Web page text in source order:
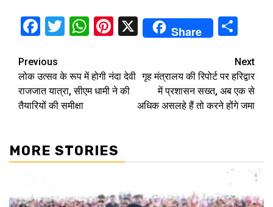
Facebook
Twitter
WhatsApp
Pinterest
X Share
Continue
Reading
Previous
लोक उत्सव के रूप में होगी नंदा देवी
राजजात यात्रा, सीएम धामी ने की
तैयारियों की समीक्षा
Next
गृह मंत्रालय की रिपोर्ट पर हरिद्वार
में प्रशासन सख्त, अब एक से
अधिक असलहे हैं तो करने होंगे जमा
MORE STORIES